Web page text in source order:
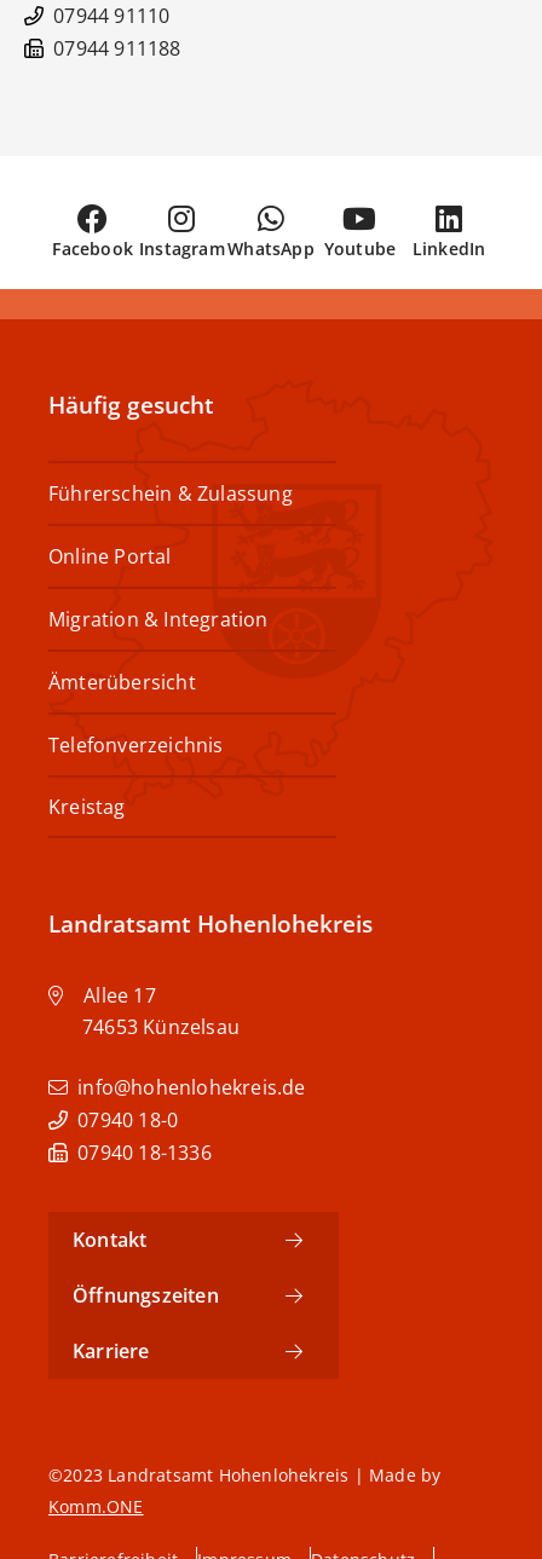
07944 91110
07944 911188
Facebook InstagramWhatsApp Youtube LinkedIn
Häufig gesucht
Führerschein & Zulassung
Online Portal
Migration & Integration
Ämterübersicht
Telefonverzeichnis
Kreistag
Landratsamt Hohenlohekreis
Allee 17
74653 Künzelsau
info@hohenlohekreis.de
07940 18-0
07940 18-1336
Kontakt
Öffnungszeiten
Karriere
©2023 Landratsamt Hohenlohekreis | Made by
Komm.ONE